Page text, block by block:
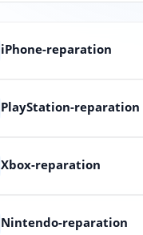
iPhone-reparation
PlayStation-reparation
Xbox-reparation
Nintendo-reparation